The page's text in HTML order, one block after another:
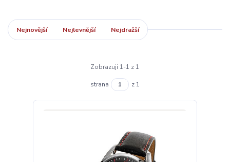
Nejnovější Nejlevnější Nejdražší
Zobrazuji 1-1 z 1
strana z 1